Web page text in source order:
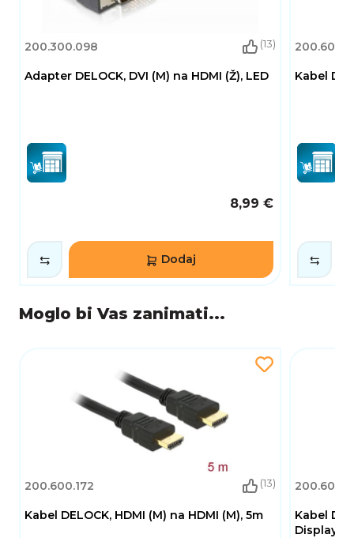
200.300.098 (13)
Adapter DELOCK, DVI (M) na HDMI (Ž), LED
8,99 €
Dodaj
Kabel
Moglo bi Vas zanimati...
200.600.172 (13)
Kabel DELOCK, HDMI (M) na HDMI (M), 5m
Kabel